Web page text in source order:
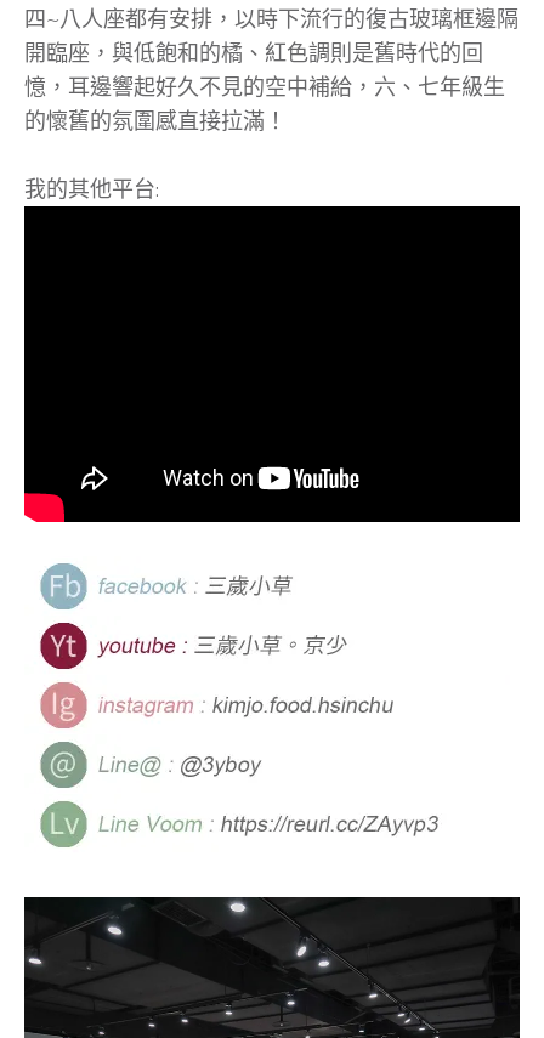
四~八人座都有安排，以時下流行的復古玻璃框邊隔
開臨座，與低飽和的橘、紅色調則是舊時代的回
憶，耳邊響起好久不見的空中補給，六、七年級生
的懷舊的氛圍感直接拉滿！
我的其他平台: